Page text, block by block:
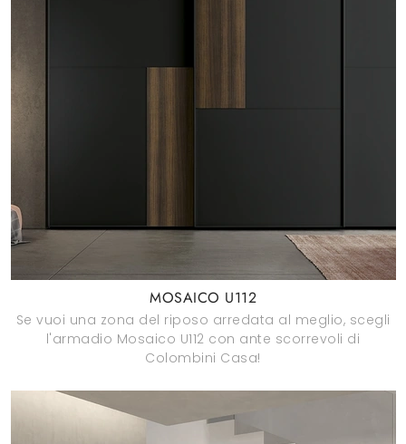
MOSAICO U112
Se vuoi una zona del riposo arredata al meglio, scegli
l'armadio Mosaico U112 con ante scorrevoli di
Colombini Casa!